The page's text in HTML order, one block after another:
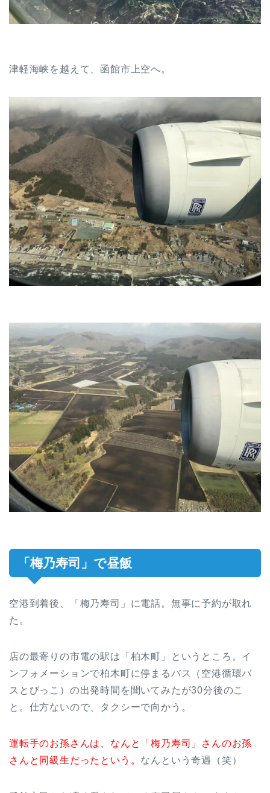
津軽海峡を越えて、函館市上空へ。
「梅乃寿司」で昼飯
空港到着後、「梅乃寿司」に電話。無事に予約が取れ
た。
店の最寄りの市電の駅は「柏木町」というところ。イ
ンフォメーションで柏木町に停まるバス（空港循環バ
スとびっこ）の出発時間を聞いてみたが30分後のこ
と。仕方ないので、タクシーで向かう。
運転手のお孫さんは、なんと「梅乃寿司」さんのお孫
さんと同級生だったという。 なんという奇遇（笑）